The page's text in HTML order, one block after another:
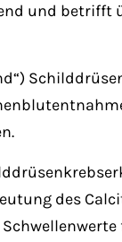
und betrifft
des